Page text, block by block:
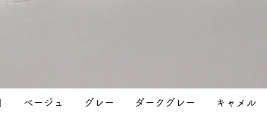
ベージュ グレー ダークグレー キャメル